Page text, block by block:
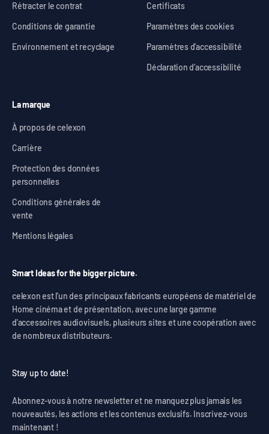
Rétracter le contrat
Conditions de garantie
Environnement et recyclage
Certificats
Paramètres des cookies
Paramètres d'accessibilité
Déclaration d’accessibilité
La marque
À propos de celexon
Carrière
Protection des données
personnelles
Conditions générales de
vente
Mentions légales
Smart Ideas for the bigger picture.
celexon est l'un des principaux fabricants européens de matériel de
Home cinéma et de présentation, avec une large gamme
d'accessoires audiovisuels, plusieurs sites et une coopération avec
de nombreux distributeurs.
Stay up to date!
Abonnez-vous à notre newsletter et ne manquez plus jamais les
nouveautés, les actions et les contenus exclusifs. Inscrivez-vous
maintenant !